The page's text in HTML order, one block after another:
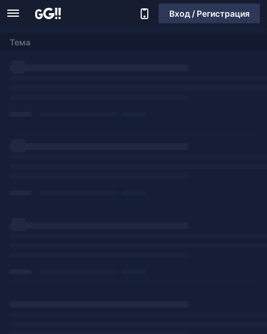
Вход / Регистрация
Тема